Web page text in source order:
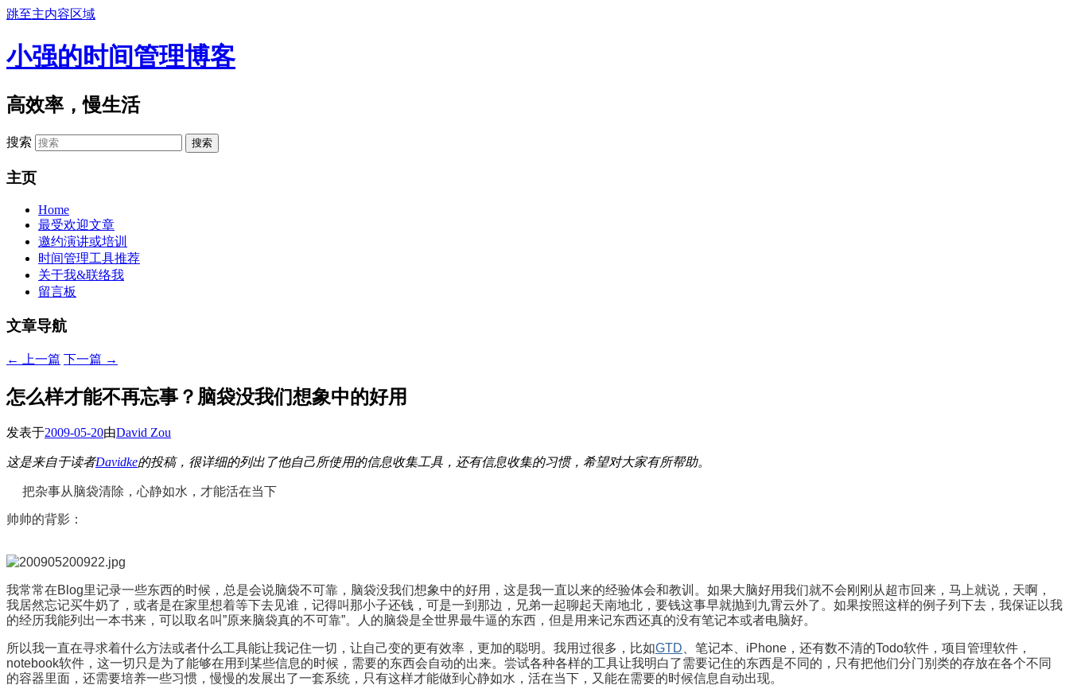
跳至主内容区域
小强的时间管理博客
高效率，慢生活
搜索
主页
Home
最受欢迎文章
邀约演讲或培训
时间管理工具推荐
关于我&联络我
留言板
文章导航
← 上一篇 下一篇 →
怎么样才能不再忘事？脑袋没我们想象中的好用
发表于2009-05-20由David Zou
这是来自于读者Davidke的投稿，很详细的列出了他自己所使用的信息收集工具，还有信息收集的习惯，希望对大家有所帮助。
把杂事从脑袋清除，心静如水，才能活在当下
帅帅的背影：
我常常在Blog里记录一些东西的时候，总是会说脑袋不可靠，脑袋没我们想象中的好用，这是我一直以来的经验体会和教训。如果大脑好用我们就不会刚刚从超市回来，马上就说，天啊，
我居然忘记买牛奶了，或者是在家里想着等下去见谁，记得叫那小子还钱，可是一到那边，兄弟一起聊起天南地北，要钱这事早就抛到九霄云外了。如果按照这样的例子列下去，我保证以我
的经历我能列出一本书来，可以取名叫”原来脑袋真的不可靠”。人的脑袋是全世界最牛逼的东西，但是用来记东西还真的没有笔记本或者电脑好。
所以我一直在寻求着什么方法或者什么工具能让我记住一切，让自己变的更有效率，更加的聪明。我用过很多，比如GTD、笔记本、iPhone，还有数不清的Todo软件，项目管理软件，
notebook软件，这一切只是为了能够在用到某些信息的时候，需要的东西会自动的出来。尝试各种各样的工具让我明白了需要记住的东西是不同的，只有把他们分门别类的存放在各个不同
的容器里面，还需要培养一些习惯，慢慢的发展出了一套系统，只有这样才能做到心静如水，活在当下，又能在需要的时候信息自动出现。